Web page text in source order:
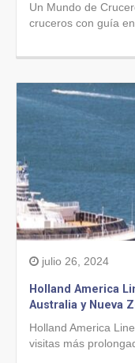
Un Mundo de
cruceros con guía
julio 26, 2024
Holland America
Australia y Nueva
Holland America
visitas más